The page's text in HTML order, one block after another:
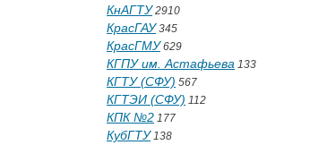
КнАГТУ2910
КрасГАУ345
КрасГМУ629
КГПУ им. Астафьева 133
КГТУ (СФУ) 567
КГТЭИ (СФУ) 112
КПК №2 177
КубГТУ138